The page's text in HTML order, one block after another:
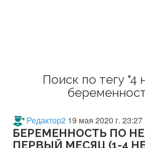
Поиск по тегу "4
Редактор2 19 мая 2020 г. 23:27
БЕРЕМЕННОСТЬ ПО
ПЕРВЫЙ МЕСЯЦ (1-4